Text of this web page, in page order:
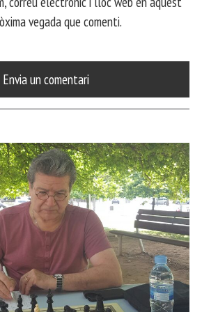
vegada que comenti.